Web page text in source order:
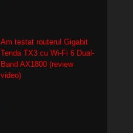
Am testat routerul Gigabit
Tenda TX3 cu Wi-Fi 6 Dual-
Band AX1800 (review
video)